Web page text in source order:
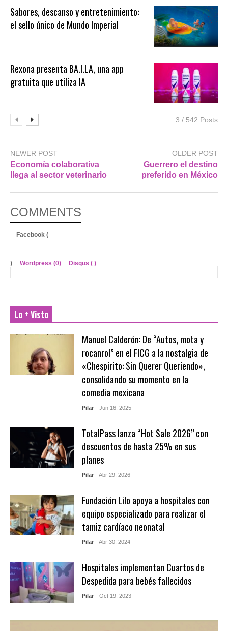
Sabores, descanso y entretenimiento:
el sello único de Mundo Imperial
Rexona presenta BA.I.LA, una app
gratuita que utiliza IA
3 / 542 Posts
NEWER POST
Economía colaborativa
llega al sector veterinario
OLDER POST
Guerrero el destino
preferido en México
COMMENTS
Facebook (
) Wordpress (0) Disqus ( )
Lo + Visto
Manuel Calderón: De “Autos, mota y
rocanrol” en el FICG a la nostalgia de
«Chespirito: Sin Querer Queriendo»,
consolidando su momento en la
comedia mexicana
Pilar - Jun 16, 2025
TotalPass lanza “Hot Sale 2026” con
descuentos de hasta 25% en sus
planes
Pilar - Abr 29, 2026
Fundación Lilo apoya a hospitales con
equipo especializado para realizar el
tamiz cardíaco neonatal
Pilar - Abr 30, 2024
Hospitales implementan Cuartos de
Despedida para bebés fallecidos
Pilar - Oct 19, 2023